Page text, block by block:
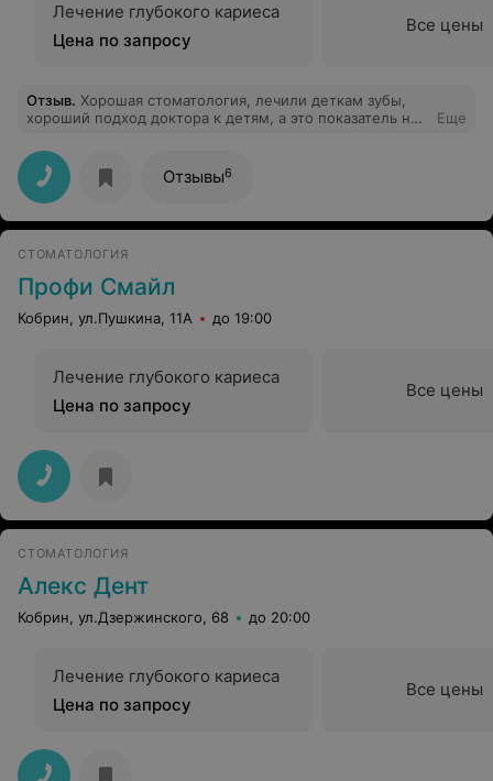
Лечение глубокого кариеса
Цена по запросу
Все цены
Отзыв. Хорошая стоматология, лечили деткам зубы,
хороший подход доктора к детям, а это показатель на
мы довольны, дети довольны, гарантия на пломбы
есть.
Еще
Отзывы6
СТОМАТОЛОГИЯ
Профи Смайл
Кобрин, ул.Пушкина, 11А до 19:00
Лечение глубокого кариеса
Цена по запросу
Все цены
СТОМАТОЛОГИЯ
Алекс Дент
Кобрин, ул.Дзержинского, 68 до 20:00
Лечение глубокого кариеса
Цена по запросу
Все цены